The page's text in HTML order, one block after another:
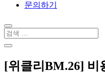
문의하기
[위클리BM.26] 비